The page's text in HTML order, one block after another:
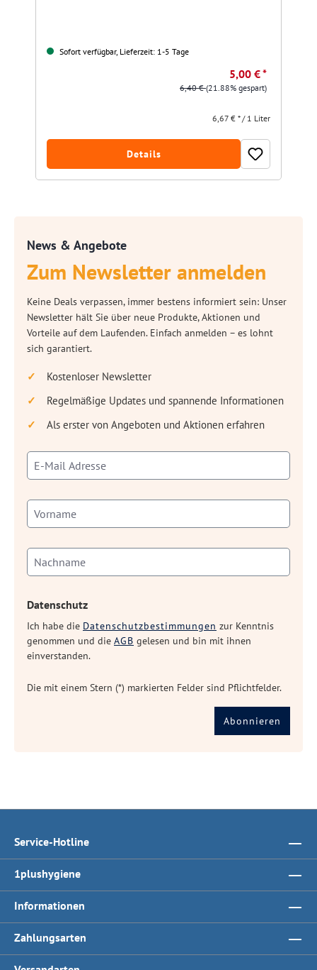
Sofort verfügbar, Lieferzeit: 1-5 Tage
5,00 € *
6,40 €(21.88% gespart)
6,67 € * / 1 Liter
Details
News & Angebote
Zum Newsletter anmelden
Keine Deals verpassen, immer bestens informiert sein: Unser
Newsletter hält Sie über neue Produkte, Aktionen und
Vorteile auf dem Laufenden. Einfach anmelden – es lohnt
sich garantiert.
Kostenloser Newsletter
Regelmäßige Updates und spannende Informationen
Als erster von Angeboten und Aktionen erfahren
Datenschutz
Ich habe die Datenschutzbestimmungen zur Kenntnis
genommen und die AGB gelesen und bin mit ihnen
einverstanden.
Die mit einem Stern (*) markierten Felder sind Pflichtfelder.
Abonnieren
Service-Hotline
1plushygiene
Informationen
Zahlungsarten